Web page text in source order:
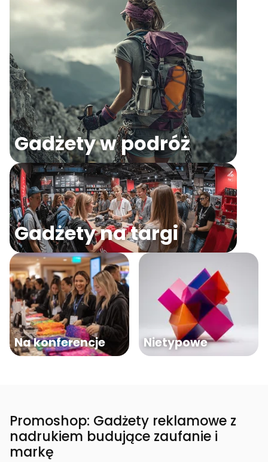
Gadżety w podróż
Gadżety na targi
Na konferencje Nietypowe
Promoshop: Gadżety reklamowe z
nadrukiem budujące zaufanie i
markę